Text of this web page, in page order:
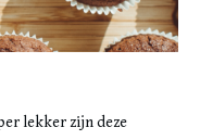
lekker zijn deze